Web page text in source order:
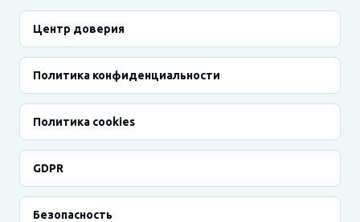
Центр доверия
Политика конфиденциальности
Политика cookies
GDPR
Безопасность